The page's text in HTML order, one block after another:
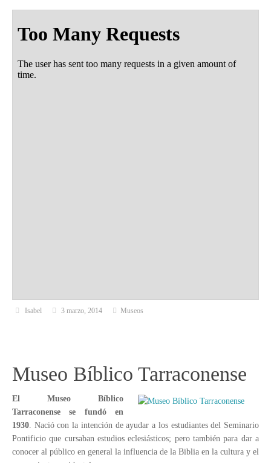
Isabel 3 marzo, 2014 Museos
Museo Bíblico Tarraconense
El Museo Bíblico
Tarraconense se fundó en
1930 . Nació con la intención de ayudar a los estudiantes del Seminario
Pontificio que cursaban estudios eclesiásticos; pero también para dar a
conocer al público en general la influencia de la Biblia en la cultura y el